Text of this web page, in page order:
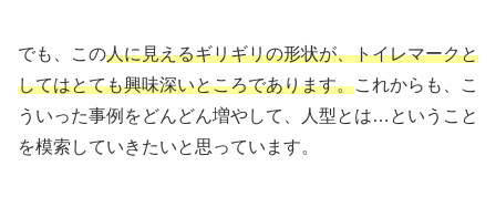
でも、この人に見えるギリギリの形状が、トイレマークと
してはとても興味深いところであります。これからも、こ
ういった事例をどんどん増やして、人型とは…ということ
を模索していきたいと思っています。